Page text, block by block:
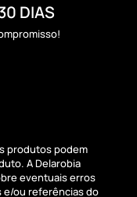
DIAS
produtos podem
A Delarobia
eventuais erros
e/ou referências do